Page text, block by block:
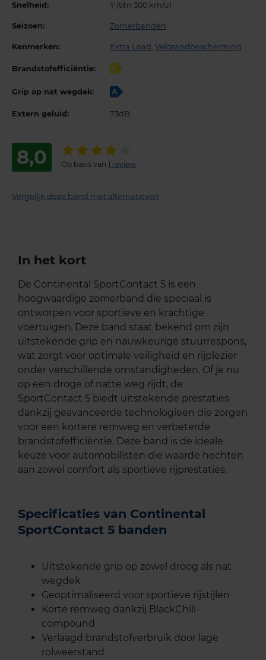
Snelheid: Y (t/m 300 km/u)
Seizoen: Zomerbanden
Kenmerken: Extra Load , Velgrandbescherming
Brandstofefficiëntie: C
Grip op nat wegdek: A
Extern geluid: 73dB
8,0 Op basis van 1 review
Vergelijk deze band met alternatieven
In het kort
De Continental SportContact 5 is een
hoogwaardige zomerband die speciaal is
ontworpen voor sportieve en krachtige
voertuigen. Deze band staat bekend om zijn
uitstekende grip en nauwkeurige stuurrespons,
wat zorgt voor optimale veiligheid en rijplezier
onder verschillende omstandigheden. Of je nu
op een droge of natte weg rijdt, de
SportContact 5 biedt uitstekende prestaties
dankzij geavanceerde technologieën die zorgen
voor een kortere remweg en verbeterde
brandstofefficiëntie. Deze band is de ideale
keuze voor automobilisten die waarde hechten
aan zowel comfort als sportieve rijprestaties.
Specificaties van Continental
SportContact 5 banden
Uitstekende grip op zowel droog als nat
wegdek
Geoptimaliseerd voor sportieve rijstijlen
Korte remweg dankzij BlackChili-
compound
Verlaagd brandstofverbruik door lage
rolweerstand